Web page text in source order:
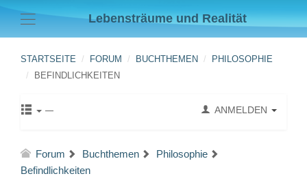
Lebensträume und Realität
STARTSEITE FORUM BUCHTHEMEN
PHILOSOPHIE
BEFINDLICHKEITEN
ANMELDEN
Forum Buchthemen
Philosophie
Befindlichkeiten